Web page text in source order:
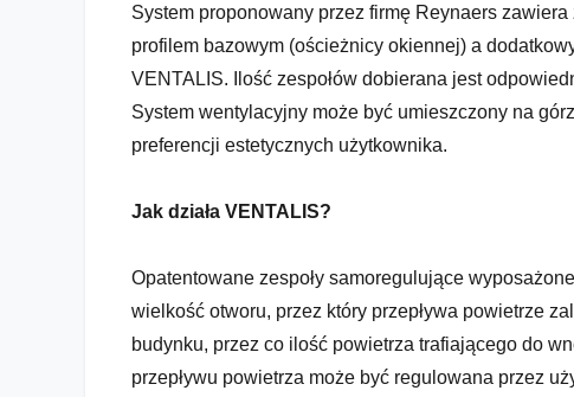
System proponowany przez firmę Reynaers
profilem bazowym (ościeżnicy okiennej) a
VENTALIS. Ilość zespołów dobierana jest
System wentylacyjny może być umieszczony na
preferencji estetycznych użytkownika.
Jak działa VENTALIS?
Opatentowane zespoły samoregulujące
wielkość otworu, przez który przepływa powietrze
budynku, przez co ilość powietrza trafiającego do
przepływu powietrza może być regulowana przez